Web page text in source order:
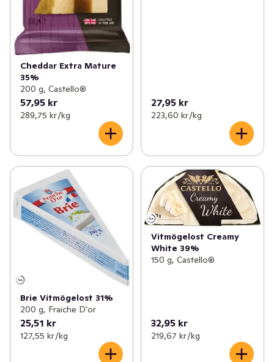
Cheddar Extra Mature
35%
200 g, Castello®
57,95 kr
289,75 kr /kg
27,95 kr
223,60 kr /kg
Brie Vitmögelost 31%
200 g, Fraiche D'or
25,51 kr
127,55 kr /kg
Vitmögelost Creamy
White 39%
150 g, Castello®
32,95 kr
219,67 kr /kg